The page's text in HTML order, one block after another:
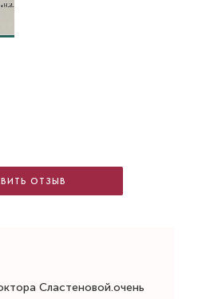
ОТЗЫВ
Сластеновой.очень